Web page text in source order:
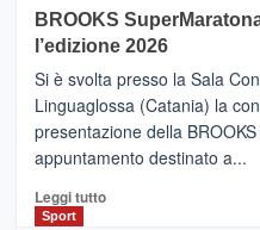
con
la
Al
via
i
collegamenti
BROOKS
l’edizione 2026
Si è svolta presso la Sala
Linguaglossa (Catania) la
presentazione della
appuntamento destinato a...
Leggi tuttoLeggi
Sport